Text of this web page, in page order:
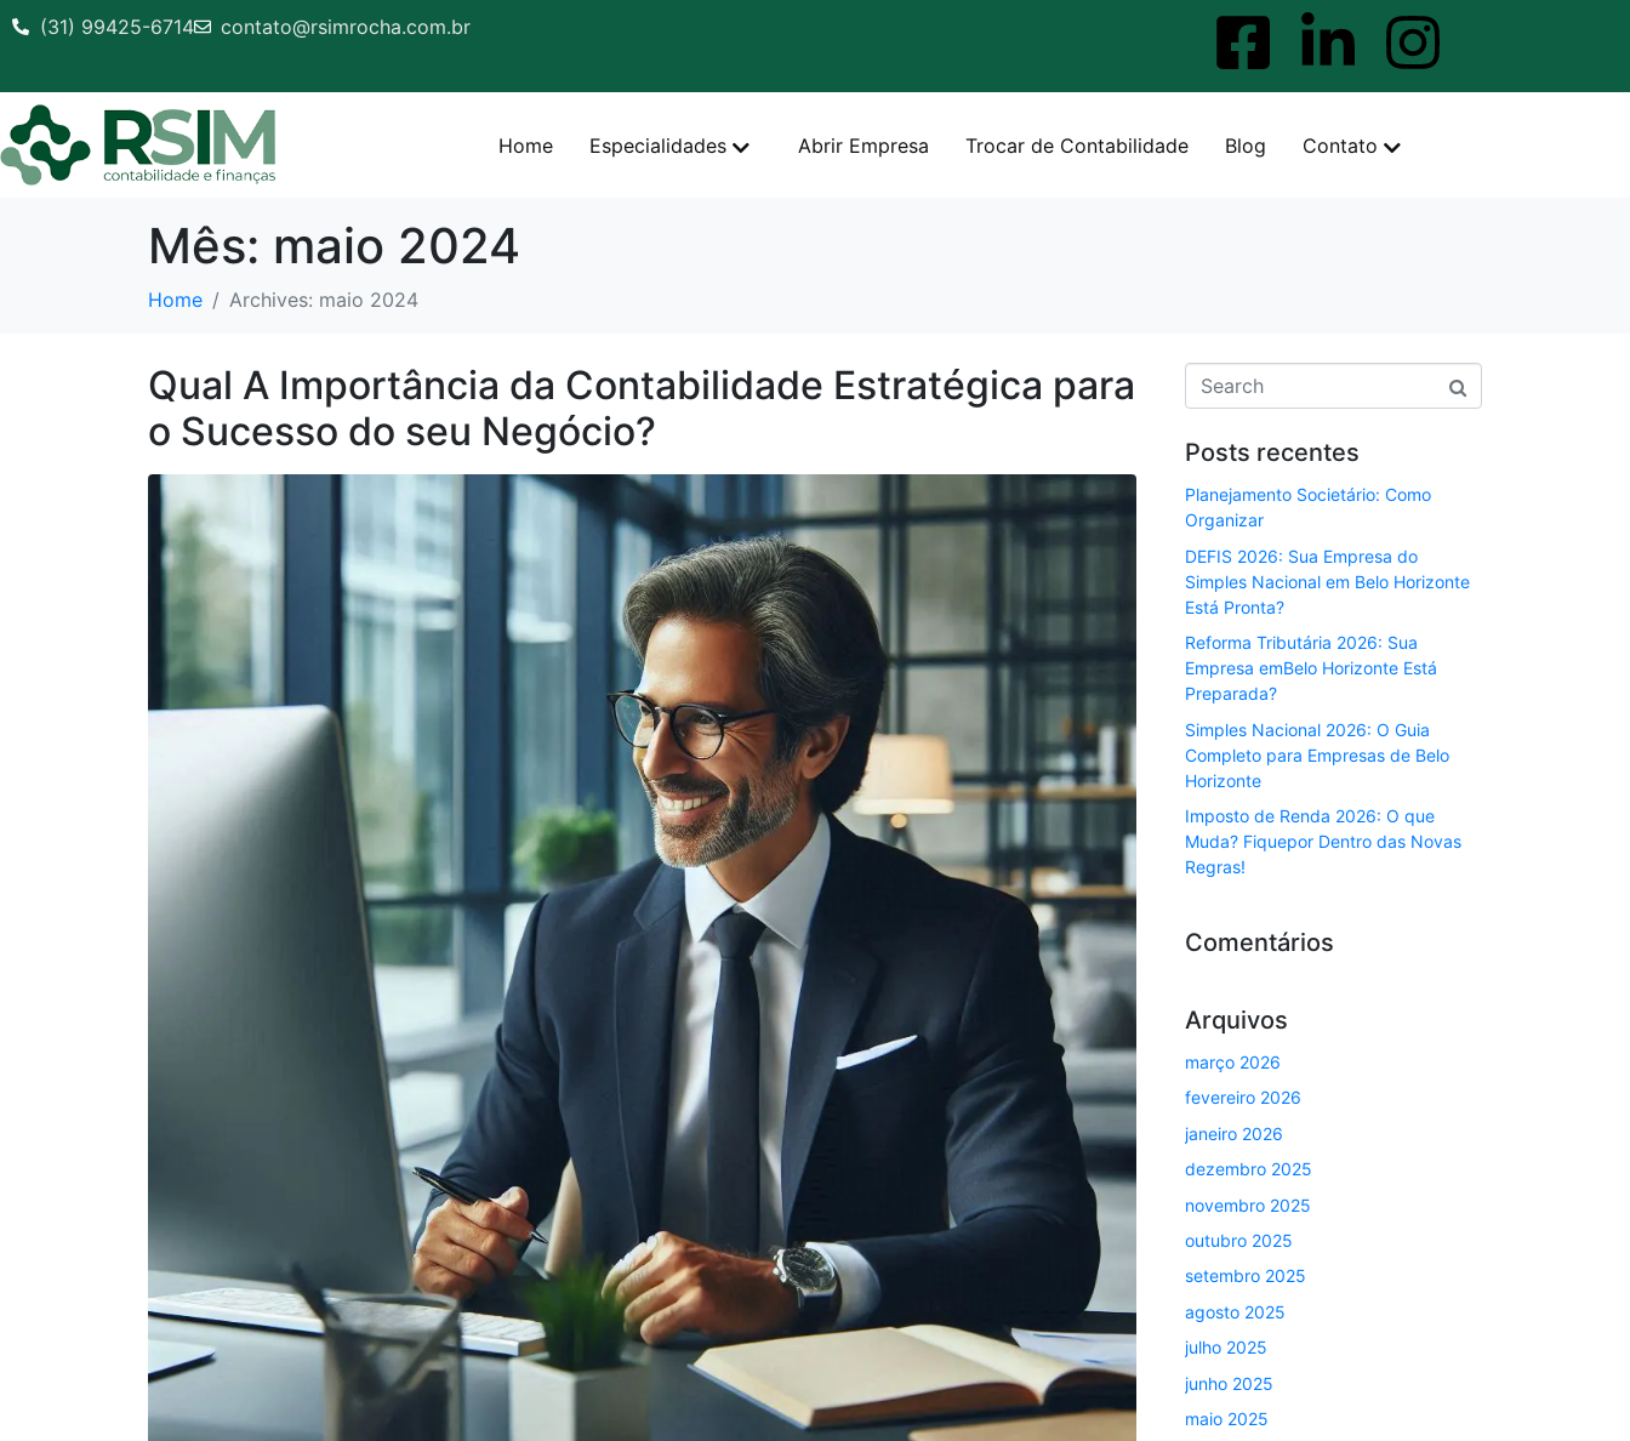
(31) 99425-6714 contato@rsimrocha.com.br
Home Especialidades Abrir Empresa Trocar de Contabilidade Blog Contato
Mês: maio 2024
Home Archives: maio 2024
Qual A Importância da Contabilidade Estratégica para
o Sucesso do seu Negócio?
Posts recentes
Planejamento Societário: Como
Organizar
DEFIS 2026: Sua Empresa do
Simples Nacional em Belo Horizonte
Está Pronta?
Reforma Tributária 2026: Sua
Empresa emBelo Horizonte Está
Preparada?
Simples Nacional 2026: O Guia
Completo para Empresas de Belo
Horizonte
Imposto de Renda 2026: O que
Muda? Fiquepor Dentro das Novas
Regras!
Comentários
Arquivos
março 2026
fevereiro 2026
janeiro 2026
dezembro 2025
novembro 2025
outubro 2025
setembro 2025
agosto 2025
julho 2025
junho 2025
maio 2025